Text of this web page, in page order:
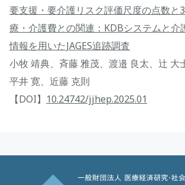
要支援・要介護リスク評価尺度の点数と
療・介護費との関連：KDBシステムと介
情報を用いたJAGES追跡調査
小牧 靖典、斉藤 雅茂、渡邉 良太、辻󠄀 大
平井 寛、近藤 克則
【DOI】 10.24742/jjhep.2025.01